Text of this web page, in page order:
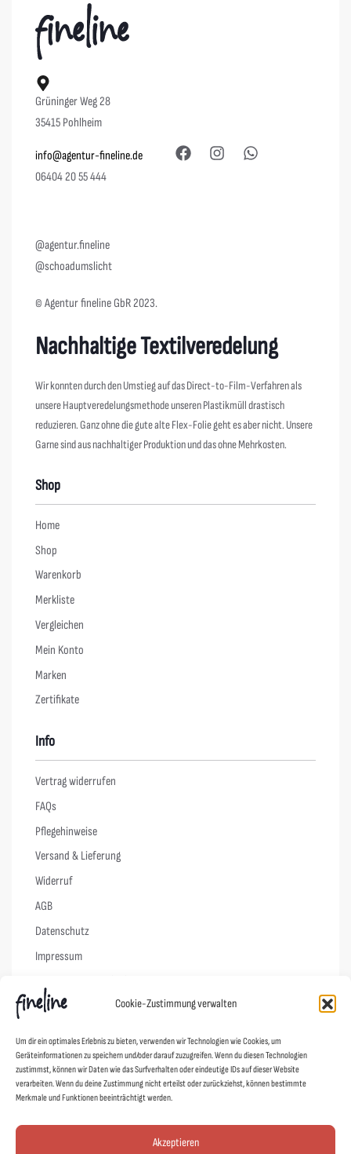
Cookie-Zustimmung verwalten
Um dir ein optimales Erlebnis zu bieten, verwenden wir Technologien wie Cookies, um
Geräteinformationen zu speichern und/oder darauf zuzugreifen. Wenn du diesen Technologien
zustimmst, können wir Daten wie das Surfverhalten oder eindeutige IDs auf dieser Website
verarbeiten. Wenn du deine Zustimmung nicht erteilst oder zurückziehst, können bestimmte
Merkmale und Funktionen beeinträchtigt werden.
Akzeptieren
Grüninger Weg 28
35415 Pohlheim
info@agentur-fineline.de
06404 20 55 444
@agentur.fineline
@schoadumslicht
© Agentur fineline GbR 2023.
Nachhaltige Textilveredelung
Wir konnten durch den Umstieg auf das Direct-to-Film-Verfahren als
unsere Hauptveredelungsmethode unseren Plastikmüll drastisch
reduzieren. Ganz ohne die gute alte Flex-Folie geht es aber nicht. Unsere
Garne sind aus nachhaltiger Produktion und das ohne Mehrkosten.
Shop
Home
Shop
Warenkorb
Merkliste
Vergleichen
Mein Konto
Marken
Zertifikate
Info
Vertrag widerrufen
FAQs
Pflegehinweise
Versand & Lieferung
Widerruf
AGB
Datenschutz
Impressum
Kontakt
Designer